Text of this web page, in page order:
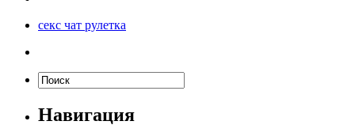
секс чат рулетка
Навигация